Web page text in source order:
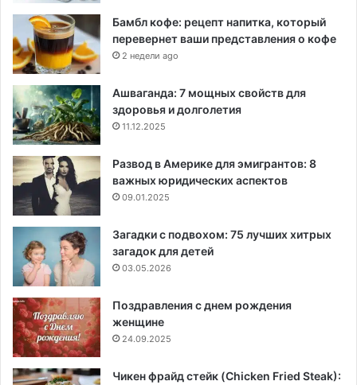
Бамбл кофе: рецепт напитка, который
перевернет ваши представления о кофе
2 недели ago
Ашваганда: 7 мощных свойств для
здоровья и долголетия
11.12.2025
Развод в Америке для эмигрантов: 8
важных юридических аспектов
09.01.2025
Загадки с подвохом: 75 лучших хитрых
загадок для детей
03.05.2026
Поздравления с днем рождения
женщине
24.09.2025
Чикен фрайд стейк (Chicken Fried Steak):